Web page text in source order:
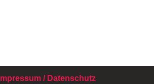
Impressum / Datenschutz